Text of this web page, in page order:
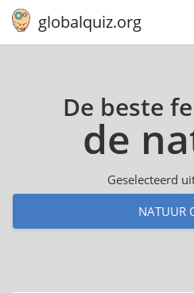
globalquiz.org
De beste
de
Geselecteerd
NATUUR